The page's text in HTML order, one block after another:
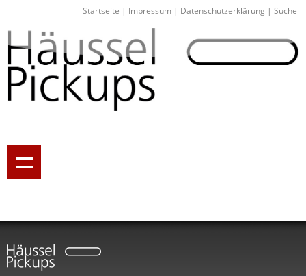
Startseite | Impressum | Datenschutzerklärung | Suche